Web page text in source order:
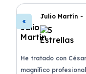
Julio Martín -
He tratado con
magnífico